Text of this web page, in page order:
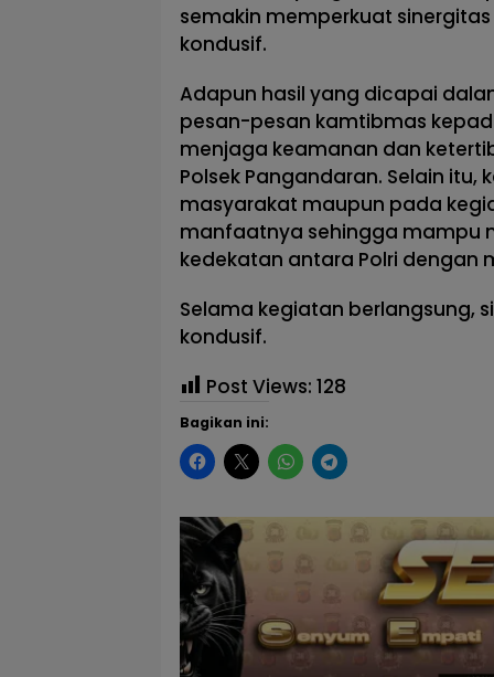
semakin memperkuat
kondusif.
Adapun hasil yang dicapai
pesan-pesan kamtibmas
menjaga keamanan dan
Polsek Pangandaran. Selain
masyarakat maupun pada
manfaatnya sehingga mampu
kedekatan antara Polri dengan
Selama kegiatan berlangsung,
kondusif.
Post Views: 128
Bagikan ini: